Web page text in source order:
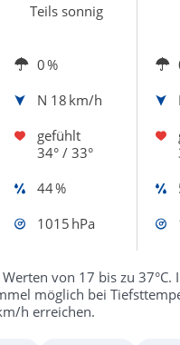
Teils sonnig
0 %
N 18 km/h
gefühlt
34° / 33°
44 %
1015 hPa
von 17 bis zu 37°C.
möglich bei
h erreichen.